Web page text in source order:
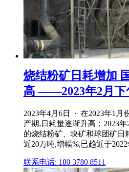
烧结粉矿日耗增加
高 ——2023年2月下
2023年4月6日 · 在2023年1月
产期,日耗量逐渐升高；2023
的烧结粉矿、块矿和球团矿日
近20万吨,增幅%,已趋近于2022
联系电话: 180 3780 8511